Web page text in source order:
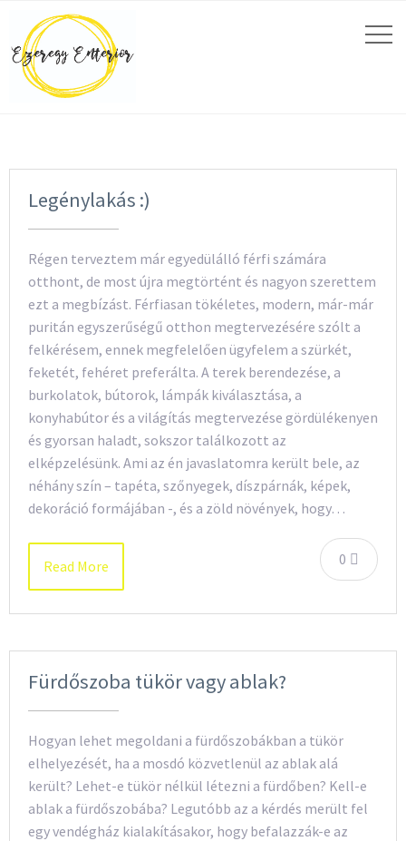
Legénylakás :)
Régen terveztem már egyedülálló férfi számára
otthont, de most újra megtörtént és nagyon szerettem
ezt a megbízást. Férfiasan tökéletes, modern, már-már
puritán egyszerűségű otthon megtervezésére szólt a
felkérésem, ennek megfelelően ügyfelem a szürkét,
feketét, fehéret preferálta. A terek berendezése, a
burkolatok, bútorok, lámpák kiválasztása, a
konyhabútor és a világítás megtervezése gördülékenyen
és gyorsan haladt, sokszor találkozott az
elképzelésünk. Ami az én javaslatomra került bele, az
néhány szín – tapéta, szőnyegek, díszpárnák, képek,
dekoráció formájában -, és a zöld növények, hogy…
0
Read More
Fürdőszoba tükör vagy ablak?
Hogyan lehet megoldani a fürdőszobákban a tükör
elhelyezését, ha a mosdó közvetlenül az ablak alá
került? Lehet-e tükör nélkül létezni a fürdőben? Kell-e
ablak a fürdőszobába? Legutóbb az a kérdés merült fel
egy vendégház kialakításakor, hogy befalazzák-e az